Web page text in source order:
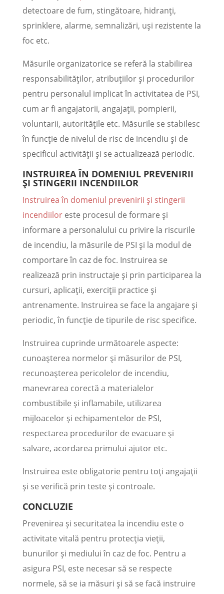
detectoare de fum, stingătoare, hidranți,
sprinklere, alarme, semnalizări, uși rezistente la
foc etc.
Măsurile organizatorice se referă la stabilirea
responsabilităților, atribuțiilor și procedurilor
pentru personalul implicat în activitatea de PSI,
cum ar fi angajatorii, angajații, pompierii,
voluntarii, autoritățile etc. Măsurile se stabilesc
în funcție de nivelul de risc de incendiu și de
specificul activității și se actualizează periodic.
INSTRUIREA ÎN DOMENIUL PREVENIRII
ȘI STINGERII INCENDIILOR
Instruirea în domeniul prevenirii și stingerii
incendiiloreste procesul de formare și
informare a personalului cu privire la riscurile
de incendiu, la măsurile de PSI și la modul de
comportare în caz de foc. Instruirea se
realizează prin instructaje și prin participarea la
cursuri, aplicații, exerciții practice și
antrenamente. Instruirea se face la angajare și
periodic, în funcție de tipurile de risc specifice.
Instruirea cuprinde următoarele aspecte:
cunoașterea normelor și măsurilor de PSI,
recunoașterea pericolelor de incendiu,
manevrarea corectă a materialelor
combustibile și inflamabile, utilizarea
mijloacelor și echipamentelor de PSI,
respectarea procedurilor de evacuare și
salvare, acordarea primului ajutor etc.
Instruirea este obligatorie pentru toți angajații
și se verifică prin teste și controale.
CONCLUZIE
Prevenirea și securitatea la incendiu este o
activitate vitală pentru protecția vieții,
bunurilor și mediului în caz de foc. Pentru a
asigura PSI, este necesar să se respecte
normele, să se ia măsuri și să se facă instruire